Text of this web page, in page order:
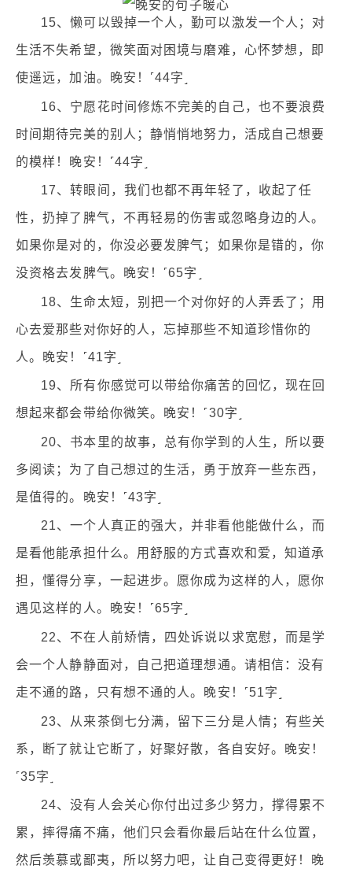
15、懒可以毁掉一个人，勤可以激发一个人；对
生活不失希望，微笑面对困境与磨难，心怀梦想，即
使遥远，加油。晚安！˹44字˼
16、宁愿花时间修炼不完美的自己，也不要浪费
时间期待完美的别人；静悄悄地努力，活成自己想要
的模样！晚安！˹44字˼
17、转眼间，我们也都不再年轻了，收起了任
性，扔掉了脾气，不再轻易的伤害或忽略身边的人。
如果你是对的，你没必要发脾气；如果你是错的，你
没资格去发脾气。晚安！˹65字˼
18、生命太短，别把一个对你好的人弄丢了；用
心去爱那些对你好的人，忘掉那些不知道珍惜你的
人。晚安！˹41字˼
19、所有你感觉可以带给你痛苦的回忆，现在回
想起来都会带给你微笑。晚安！˹30字˼
20、书本里的故事，总有你学到的人生，所以要
多阅读；为了自己想过的生活，勇于放弃一些东西，
是值得的。晚安！˹43字˼
21、一个人真正的强大，并非看他能做什么，而
是看他能承担什么。用舒服的方式喜欢和爱，知道承
担，懂得分享，一起进步。愿你成为这样的人，愿你
遇见这样的人。晚安！˹65字˼
22、不在人前矫情，四处诉说以求宽慰，而是学
会一个人静静面对，自己把道理想通。请相信：没有
走不通的路，只有想不通的人。晚安！˹51字˼
23、从来茶倒七分满，留下三分是人情；有些关
系，断了就让它断了，好聚好散，各自安好。晚安！
˹35字˼
24、没有人会关心你付出过多少努力，撑得累不
累，摔得痛不痛，他们只会看你最后站在什么位置，
然后羡慕或鄙夷，所以努力吧，让自己变得更好！晚